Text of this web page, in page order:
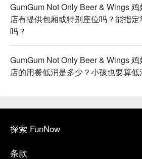
GumGum Not Only Beer & Wings
店有提供包厢或特别座位吗？能指
吗？
GumGum Not Only Beer & Wings
店的用餐低消是多少？小孩也要算低
探索 FunNow
条款